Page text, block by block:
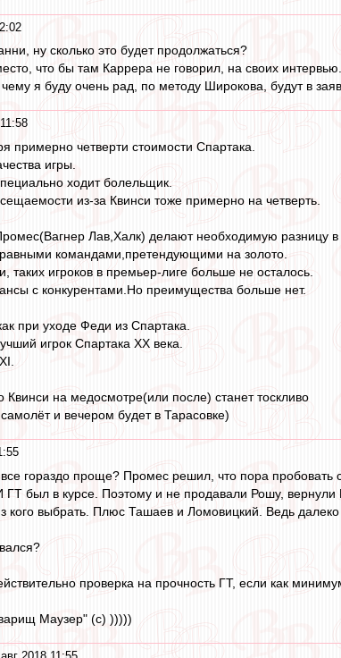
ну сколько это будет продолжаться?
что бы там Каррера не говорил, на своих интервью.
я буду очень рад, по методу Широкова, будут в
примерно четверти стоимости Спартака.
игры.
ходит болельщик.
из-за Квинси тоже примерно на четверть.
Лав,Халк) делают необходимую разницу в
командами,претендующими на золото.
таких игроков в премьер-лиге больше не осталось.
с конкурентами.Но преимущества больше нет.
при уходе Феди из Спартака.
игрок Спартака ХХ века.
на медосмотре(или после) станет тоскливо
и вечером будет в Тарасовке)
все гораздо проще? Промес решил, что пора
был в курсе. Поэтому и не продавали Рошу,
кого выбрать. Плюс Ташаев и Ломовицкий. Ведь
проверка на прочность ГТ, если как
Маузер" (с) )))))